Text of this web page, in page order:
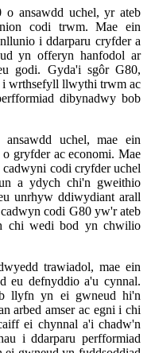
ansawdd uchel, yr ateb
codi trwm. Mae ein
i ddarparu cryfder a
yn offeryn hanfodol ar
godi. Gyda'i sgôr G80,
wrthsefyll llwythi trwm ac
dibynadwy bob
uchel, mae ein
gryfder ac economi. Mae
codi cryfder uchel
a ydych chi'n gweithio
unrhyw ddiwydiant arall
codi G80 yw'r ateb
chi wedi bod yn chwilio
trawiadol, mae ein
eu defnyddio a'u cynnal.
llyfn yn ei gwneud hi'n
arbed amser ac egni i chi
ei chynnal a'i chadw'n
i ddarparu perfformiad